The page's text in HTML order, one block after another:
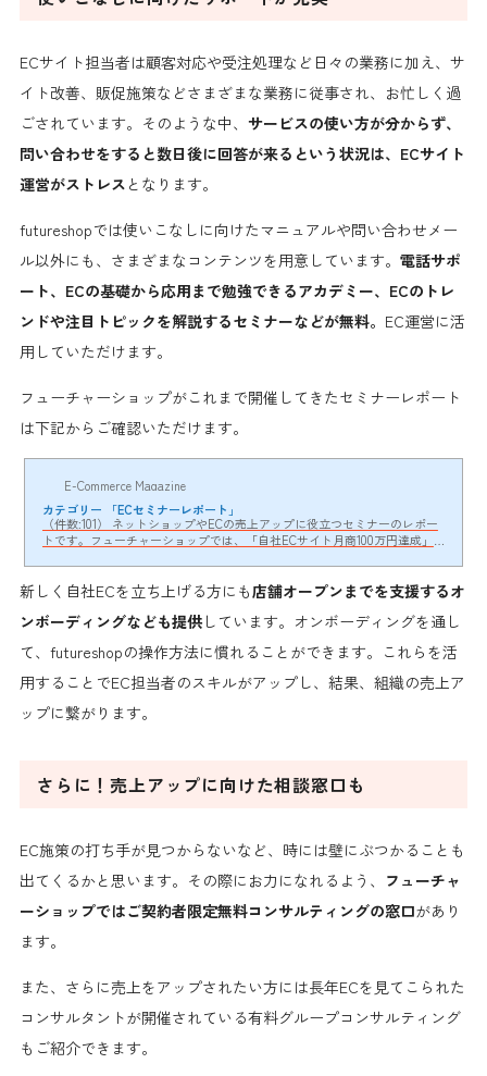
ECサイト担当者は顧客対応や受注処理など日々の業務に加え、サ
イト改善、販促施策などさまざまな業務に従事され、お忙しく過
ごされています。そのような中、 サービスの使い方が分からず、
問い合わせをすると数日後に回答が来るという状況は、ECサイト
運営がストレス となります。
futureshopでは使いこなしに向けたマニュアルや問い合わせメー
ル以外にも、さまざまなコンテンツを用意しています。 電話サポ
ート、ECの基礎から応用まで勉強できるアカデミー、ECのトレ
ンドや注目トピックを解説するセミナーなどが無料。 EC運営に活
用していただけます。
フューチャーショップがこれまで開催してきたセミナーレポート
は下記からご確認いただけます。
E-Commerce Magazine
カテゴリー 「ECセミナーレポート」
（件数:101） ネットショップやECの売上アップに役立つセミナーのレポー
トです。フューチャーショップでは、「自社ECサイト月商100万円達成」
ミナーや、「事業再構築補助金」「インスタグラム・SNS活用」「ライブ
コマース」「越境EC」など、各ECテーマ別セミナーを開催しています。各
役立ちセミナー一覧
新しく自社ECを立ち上げる方にも店舗オープンまでを支援するオ
ンボーディングなども提供しています。オンボーディングを通し
て、futureshopの操作方法に慣れることができます。 これらを活
用することでEC担当者のスキルがアップし、結果、組織の売上ア
ップに繋がります。
さらに！売上アップに向けた相談窓口も
EC施策の打ち手が見つからないなど、時には壁にぶつかることも
出てくるかと思います。その際にお力になれるよう、 フューチャ
ーショップではご契約者限定無料コンサルティングの窓口があり
ます。
また、さらに売上をアップされたい方には長年ECを見てこられた
コンサルタントが開催されている有料グループコンサルティング
もご紹介できます。